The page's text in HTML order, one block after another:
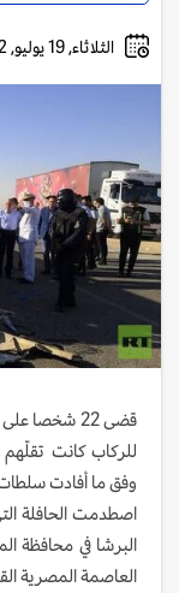
الثلاثاء, 19 يوليو, 2022 - 03:52 مساءً
للركاب كانت
وفق ما أفادت
العاصمة المصرية